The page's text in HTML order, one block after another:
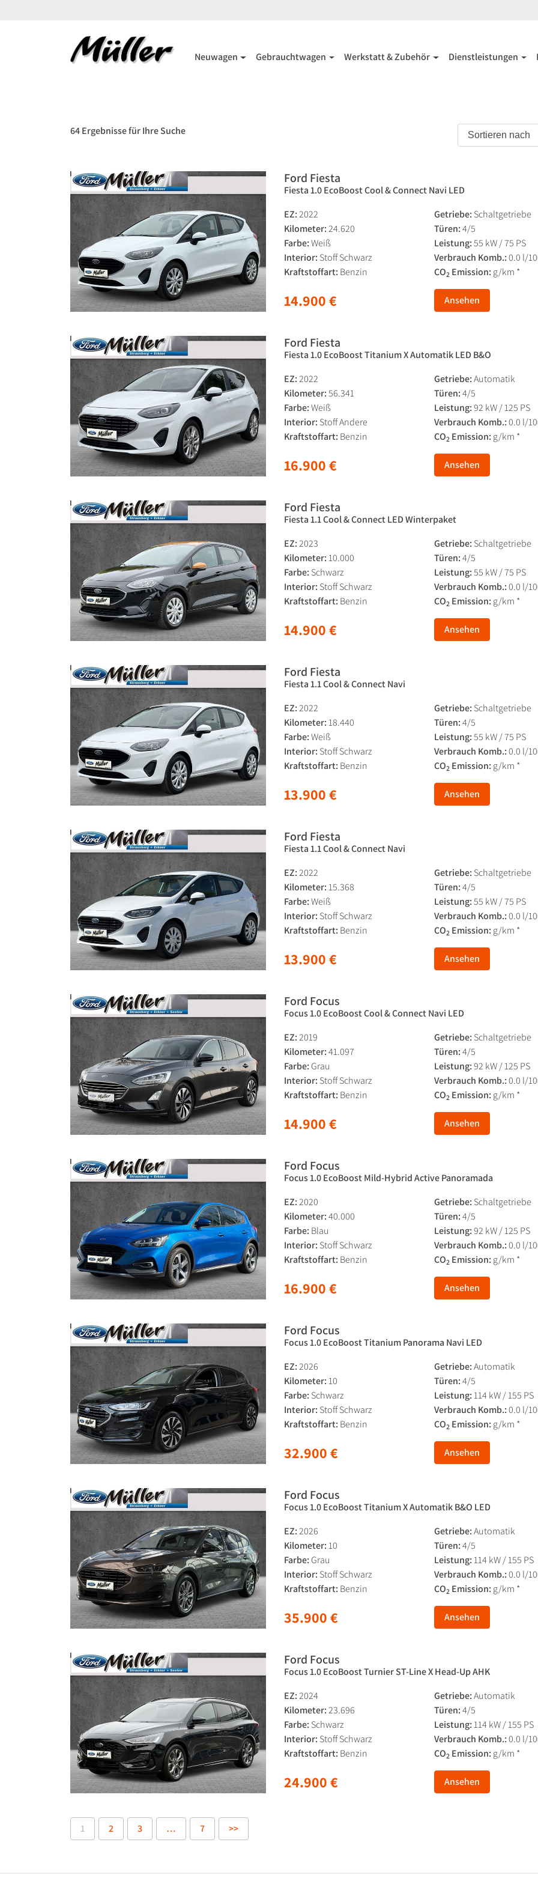
Neuwagen Gebrauchtwagen Werkstatt & Zubehör Dienstleistungen
64 Ergebnisse für Ihre Suche
Ford Fiesta
Fiesta 1.0 EcoBoost Cool & Connect Navi LED
EZ:2022 Getriebe: Schaltgetriebe
Kilometer:24.620 Türen:4/5
Farbe:Weiß Leistung:55 kW / 75 PS
Interior: Stoff Schwarz Verbrauch Komb.:0.0 l/
Kraftstoffart: Benzin CO2 Emission: g/km *
14.900 € Ansehen
Ford Fiesta
Fiesta 1.0 EcoBoost Titanium X Automatik LED B&O
EZ:2022 Getriebe:Automatik
Kilometer:56.341 Türen:4/5
Farbe:Weiß Leistung:92 kW / 125 PS
Interior: Stoff Andere Verbrauch Komb.:0.0 l/
Kraftstoffart: Benzin CO2 Emission: g/km *
16.900 € Ansehen
Ford Fiesta
Fiesta 1.1 Cool & Connect LED Winterpaket
EZ:2023 Getriebe: Schaltgetriebe
Kilometer: 10.000 Türen:4/5
Farbe: Schwarz Leistung:55 kW / 75 PS
Interior: Stoff Schwarz Verbrauch Komb.:0.0 l/
Kraftstoffart: Benzin CO2 Emission: g/km *
14.900 € Ansehen
Ford Fiesta
Fiesta 1.1 Cool & Connect Navi
EZ:2022 Getriebe: Schaltgetriebe
Kilometer: 18.440 Türen:4/5
Farbe:Weiß Leistung:55 kW / 75 PS
Interior: Stoff Schwarz Verbrauch Komb.:0.0 l/
Kraftstoffart: Benzin CO2 Emission: g/km *
13.900 € Ansehen
Ford Fiesta
Fiesta 1.1 Cool & Connect Navi
EZ:2022 Getriebe: Schaltgetriebe
Kilometer: 15.368 Türen:4/5
Farbe:Weiß Leistung:55 kW / 75 PS
Interior: Stoff Schwarz Verbrauch Komb.:0.0 l/
Kraftstoffart: Benzin CO2 Emission: g/km *
13.900 € Ansehen
Ford Focus
Focus 1.0 EcoBoost Cool & Connect Navi LED
EZ:2019 Getriebe: Schaltgetriebe
Kilometer:41.097 Türen:4/5
Farbe: Grau Leistung:92 kW / 125 PS
Interior: Stoff Schwarz Verbrauch Komb.:0.0 l/
Kraftstoffart: Benzin CO2 Emission: g/km *
14.900 € Ansehen
Ford Focus
Focus 1.0 EcoBoost Mild-Hybrid Active Panoramada
EZ:2020 Getriebe: Schaltgetriebe
Kilometer:40.000 Türen:4/5
Farbe: Blau Leistung:92 kW / 125 PS
Interior: Stoff Schwarz Verbrauch Komb.:0.0 l/
Kraftstoffart: Benzin CO2 Emission: g/km *
16.900 € Ansehen
Ford Focus
Focus 1.0 EcoBoost Titanium Panorama Navi LED
EZ:2026 Getriebe:Automatik
Kilometer: 10 Türen:4/5
Farbe: Schwarz Leistung: 114 kW / 155 PS
Interior: Stoff Schwarz Verbrauch Komb.:0.0 l/
Kraftstoffart: Benzin CO2 Emission: g/km *
32.900 € Ansehen
Ford Focus
Focus 1.0 EcoBoost Titanium X Automatik B&O LED
EZ:2026 Getriebe:Automatik
Kilometer: 10 Türen:4/5
Farbe: Grau Leistung: 114 kW / 155 PS
Interior: Stoff Schwarz Verbrauch Komb.:0.0 l/
Kraftstoffart: Benzin CO2 Emission: g/km *
35.900 € Ansehen
Ford Focus
Focus 1.0 EcoBoost Turnier ST-Line X Head-Up AHK
EZ:2024 Getriebe:Automatik
Kilometer:23.696 Türen:4/5
Farbe: Schwarz Leistung: 114 kW / 155 PS
Interior: Stoff Schwarz Verbrauch Komb.:0.0 l/
Kraftstoffart: Benzin CO2 Emission: g/km *
24.900 € Ansehen
1 2 3 … 7 >>